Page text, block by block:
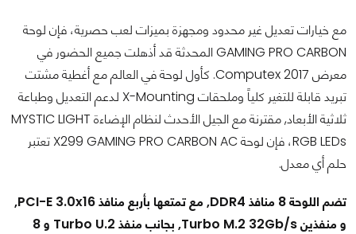
مع خيارات تعديل غير محدود ومجهزة بميزات لعب حصرية، فإن لوحة
GAMING PRO CARBON المحدثة قد أذهلت جميع الحضور في
معرض Computex 2017. كأول لوحة في العالم مع أغطية مشتت
تبريد قابلة للتغير كلياً وملحقات X-Mounting لدعم التعديل وطباعة
ثلاثية الأبعاد, مقترنة مع الجيل الأحدث لنظام الإضاءة MYSTIC LIGHT
RGB LEDs، فإن لوحة X299 GAMING PRO CARBON AC تعتبر
حلم أي معدل.
تضم اللوحة 8 منافذ DDR4, مع تمتعها بأربع منافذ PCI-E 3.0x16,
و منفذين Turbo M.2 32Gb/s, بجانب منفذ Turbo U.2 و 8